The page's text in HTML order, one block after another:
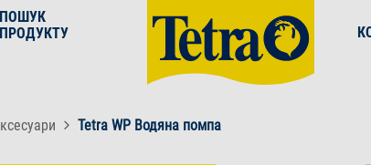
ПОШУК
ПРОДУКТУ
Tetra WP Водяна помпа